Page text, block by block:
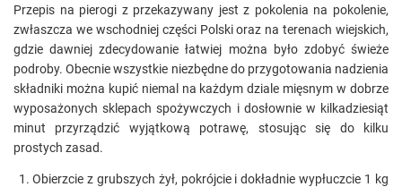
Przepis na pierogi z przekazywany jest z pokolenia na pokolenie,
zwłaszcza we wschodniej części Polski oraz na terenach wiejskich,
gdzie dawniej zdecydowanie łatwiej można było zdobyć świeże
podroby. Obecnie wszystkie niezbędne do przygotowania nadzienia
składniki można kupić niemal na każdym dziale mięsnym w dobrze
wyposażonych sklepach spożywczych i dosłownie w kilkadziesiąt
minut przyrządzić wyjątkową potrawę, stosując się do kilku
prostych zasad.
Obierzcie z grubszych żył, pokrójcie i dokładnie wypłuczcie 1 kg